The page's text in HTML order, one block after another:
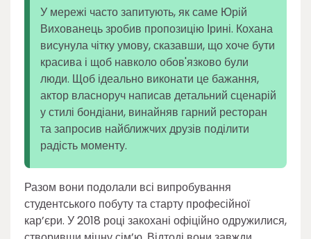
У мережі часто запитують, як саме Юрій
Вихованець зробив пропозицію Ірині. Кохана
висунула чітку умову, сказавши, що хоче бути
красива і щоб навколо обов'язково були
люди. Щоб ідеально виконати це бажання,
актор власноруч написав детальний сценарій
у стилі бондіани, винайняв гарний ресторан
та запросив найближчих друзів поділити
радість моменту.
Разом вони подолали всі випробування
студентського побуту та старту професійної
кар’єри. У 2018 році закохані офіційно одружилися,